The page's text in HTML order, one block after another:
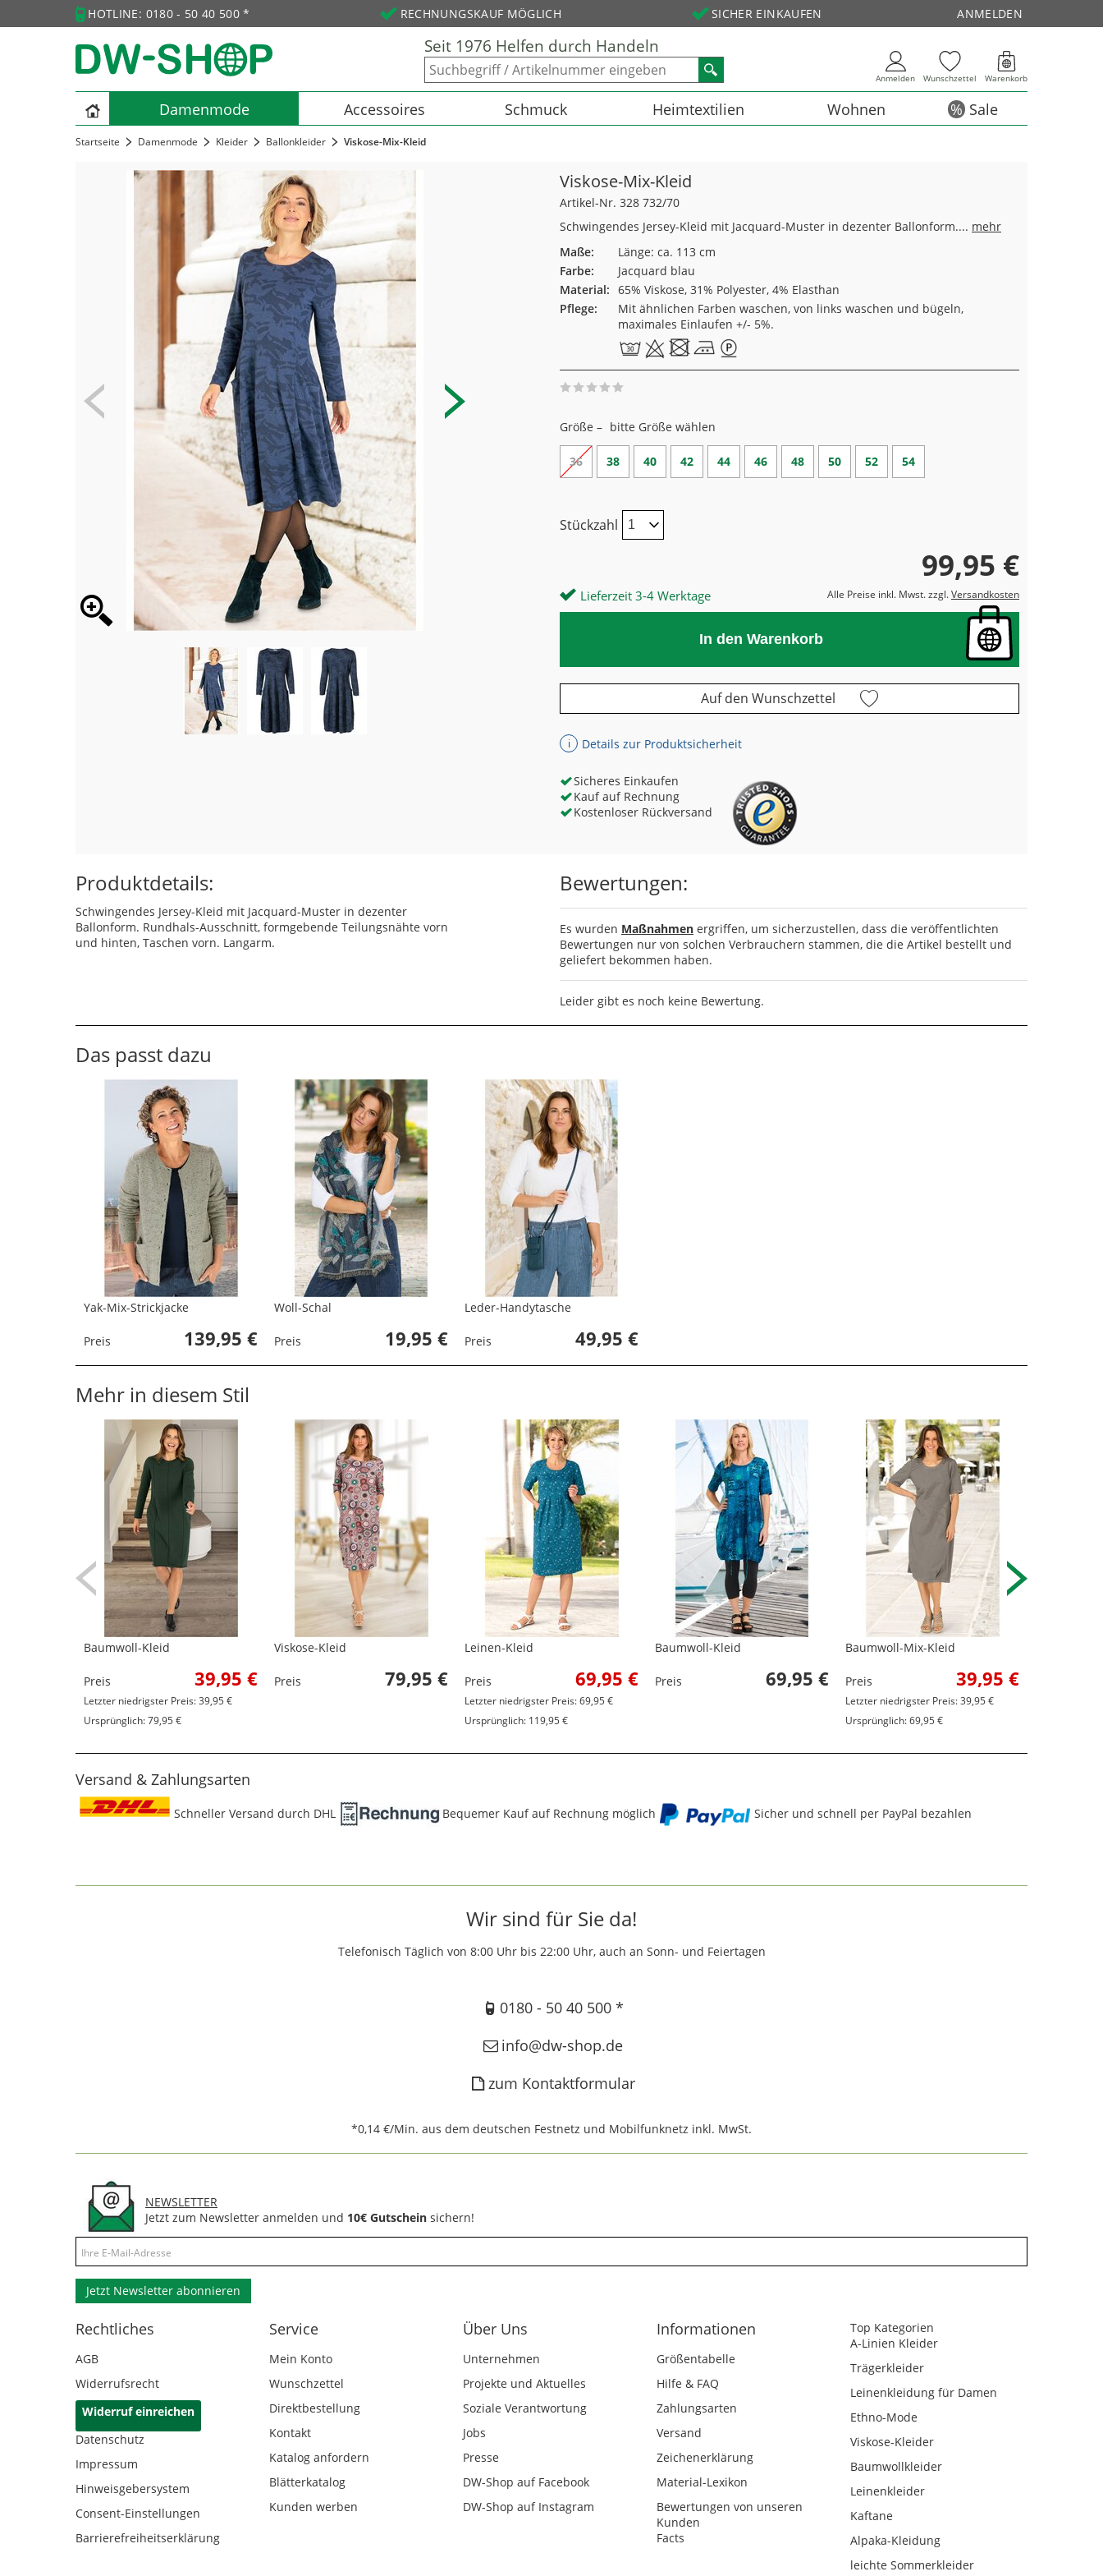
HOTLINE: 0180 - 50 40 500 * RECHNUNGSKAUF MÖGLICH SICHER EINKAUFEN ANMELDEN
Seit 1976 Helfen durch Handeln
Anmelden Wunschzettel Warenkorb
Damenmode Accessoires Schmuck Heimtextilien Wohnen Sale
Startseite Damenmode Kleider Ballonkleider Viskose-Mix-Kleid
Viskose-Mix-Kleid
Artikel-Nr. 328 732/70
Schwingendes Jersey-Kleid mit Jacquard-Muster in dezenter Ballonform.... mehr
Größe – bitte Größe wählen
36 38 40 42 44 46 48 50 52 54
Stückzahl
99,95 €
Alle Preise inkl. Mwst. zzgl.Versandkosten
Lieferzeit 3-4 Werktage
In den Warenkorb
Auf den Wunschzettel
ℹ Details zur Produktsicherheit
Sicheres Einkaufen
Kauf auf Rechnung
Kostenloser Rückversand
Maße:
Länge: ca. 113 cm
Farbe:
Jacquard blau
Material: 65% Viskose, 31% Polyester, 4% Elasthan
Pflege:
Mit ähnlichen Farben waschen, von links waschen und bügeln,
maximales Einlaufen +/- 5%.
Produktdetails:
Schwingendes Jersey-Kleid mit Jacquard-Muster in dezenter
Ballonform. Rundhals-Ausschnitt, formgebende Teilungsnähte vorn
und hinten, Taschen vorn. Langarm.
Bewertungen:
Es wurden Maßnahmen ergriffen, um sicherzustellen, dass die veröffentlichten
Bewertungen nur von solchen Verbrauchern stammen, die die Artikel bestellt und
geliefert bekommen haben.
Leider gibt es noch keine Bewertung.
Das passt dazu
Yak-Mix-Strickjacke
Preis 139,95 €
Woll-Schal
Preis 19,95 €
Leder-Handytasche
Preis 49,95 €
Mehr in diesem Stil
Baumwoll-Kleid
Preis 39,95 €
Letzter niedrigster Preis: 39,95 €
Ursprünglich: 79,95 €
Viskose-Kleid
Preis 79,95 €
Leinen-Kleid
Preis 69,95 €
Letzter niedrigster Preis: 69,95 €
Ursprünglich: 119,95 €
Baumwoll-Kleid
Preis 69,95 €
Baumwoll-Mix-Kleid
Preis 39,95 €
Letzter niedrigster Preis: 39,95 €
Ursprünglich: 69,95 €
Versand & Zahlungsarten
Schneller Versand durch DHL Bequemer Kauf auf Rechnung möglich Sicher und schnell per PayPal bezahlen
Wir sind für Sie da!
Telefonisch Täglich von 8:00 Uhr bis 22:00 Uhr, auch an Sonn- und Feiertagen
0180 - 50 40 500 *
info@dw-shop.de
zum Kontaktformular
*0,14 €/Min. aus dem deutschen Festnetz und Mobilfunknetz inkl. MwSt.
NEWSLETTER
Jetzt zum Newsletter anmelden und 10€ Gutschein sichern!
Jetzt Newsletter abonnieren
Rechtliches
AGB
Widerrufsrecht
Widerruf einreichen
Datenschutz
Impressum
Hinweisgebersystem
Consent-Einstellungen
Barrierefreiheitserklärung
Service
Mein Konto
Wunschzettel
Direktbestellung
Kontakt
Katalog anfordern
Blätterkatalog
Kunden werben
Über Uns
Unternehmen
Projekte und Aktuelles
Soziale Verantwortung
Jobs
Presse
DW-Shop auf Facebook
DW-Shop auf Instagram
Informationen
Größentabelle
Hilfe & FAQ
Zahlungsarten
Versand
Zeichenerklärung
Material-Lexikon
Bewertungen von unseren
Kunden
Facts
Top Kategorien
A-Linien Kleider
Trägerkleider
Leinenkleidung für Damen
Ethno-Mode
Viskose-Kleider
Baumwollkleider
Leinenkleider
Kaftane
Alpaka-Kleidung
leichte Sommerkleider